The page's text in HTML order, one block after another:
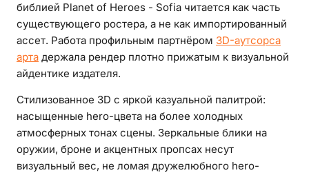
библией Planet of Heroes - Sofia читается как часть
существующего ростера, а не как импортированный
ассет. Работа профильным партнёром 3D-аутсорса
арта держала рендер плотно прижатым к визуальной
айдентике издателя.
Стилизованное 3D с яркой казуальной палитрой:
насыщенные hero-цвета на более холодных
атмосферных тонах сцены. Зеркальные блики на
оружии, броне и акцентных пропсах несут
визуальный вес, не ломая дружелюбного hero-